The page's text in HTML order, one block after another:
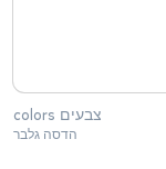
colors צבעים
הדסה גלבר